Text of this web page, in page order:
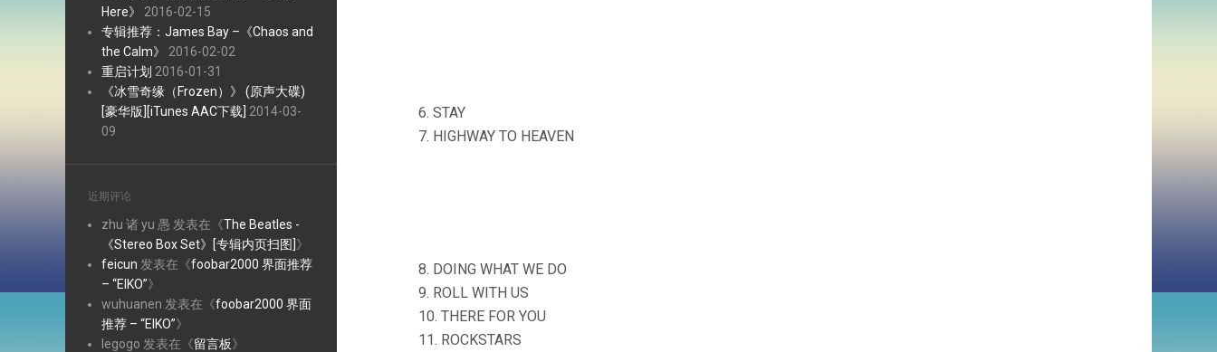
Here》
2016-02-15
专辑推荐：James Bay –《Chaos and
the Calm》
2016-02-02
重启计划 2016-01-31
《冰雪奇缘（Frozen）》 (原声大碟)
[豪华版][iTunes AAC下载] 2014-03-
09
近期评论
zhu 诸 yu 愚 发表在《The Beatles -
《Stereo Box Set》[专辑内页扫图] 》
feicun 发表在《foobar2000 界面推荐
– “EIKO”》
wuhuanen 发表在《foobar2000 界面
推荐 – “EIKO”》
legogo 发表在《留言板》
6. STAY
7. HIGHWAY TO HEAVEN
8. DOING WHAT WE DO
9. ROLL WITH US
10. THERE FOR YOU
11. ROCKSTARS